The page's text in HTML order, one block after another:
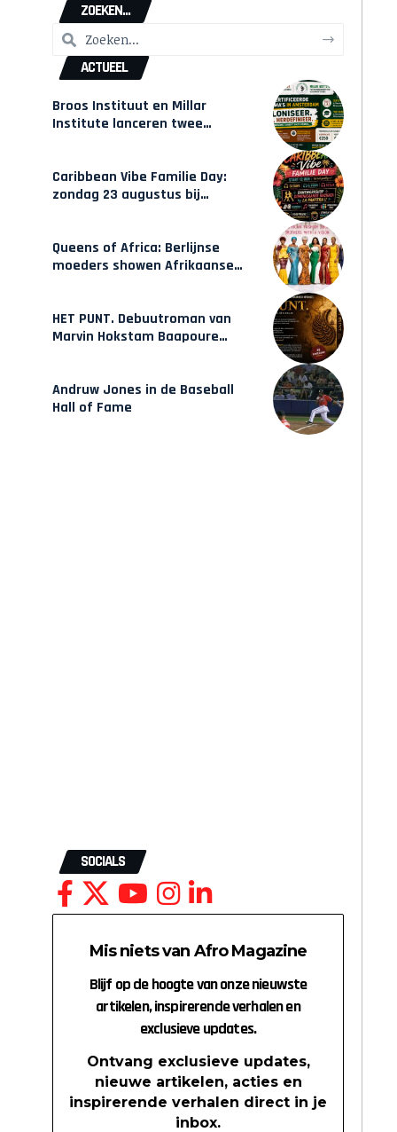
ZOEKEN...
ACTUEEL
Broos Instituut en Millar
Institute lanceren twee
Caribbean Vibe Familie Day:
zondag 23 augustus bij
Queens of Africa: Berlijnse
moeders showen Afrikaanse
HET PUNT. Debuutroman van
Marvin Hokstam Baapoure
Andruw Jones in de Baseball
Hall of Fame
SOCIALS
Mis niets van Afro Magazine
Blijf op de hoogte van onze nieuwste
artikelen, inspirerende verhalen en
exclusieve updates.
Ontvang exclusieve updates,
nieuwe artikelen, acties en
inspirerende verhalen direct in je
inbox.